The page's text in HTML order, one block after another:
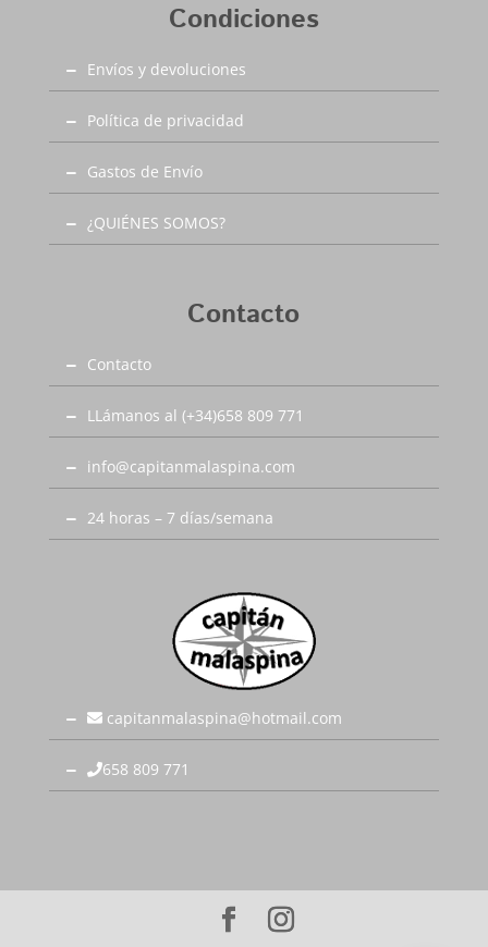
Condiciones
Envíos y devoluciones
Política de privacidad
Gastos de Envío
¿QUIÉNES SOMOS?
Contacto
Contacto
LLámanos al (+34)658 809 771
info@capitanmalaspina.com
24 horas – 7 días/semana
capitanmalaspina@hotmail.com
658 809 771